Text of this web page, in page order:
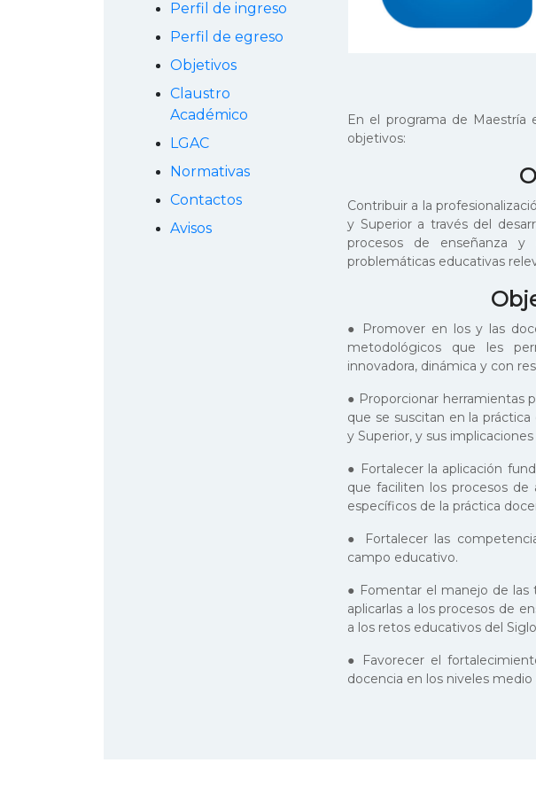
Perfil de ingreso
Perfil de egreso
Objetivos
Claustro
Académico
LGAC
Normativas
Contactos
Avisos
En el programa de Maestría
objetivos:
Contribuir a la
y Superior a través del
procesos de enseñanza y
problemáticas educativas
● Promover en los y las
metodológicos que les
innovadora, dinámica y con
● Proporcionar herramientas
que se suscitan en la
y Superior, y sus
● Fortalecer la aplicación
que faciliten los procesos de
específicos de la práctica
● Fortalecer las
campo educativo.
● Fomentar el manejo de las
aplicarlas a los procesos de
a los retos educativos del
● Favorecer el
docencia en los niveles